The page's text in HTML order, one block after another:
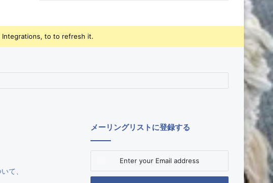
Integrations, to to refresh it.
て、
メーリングリストに登録する
Email